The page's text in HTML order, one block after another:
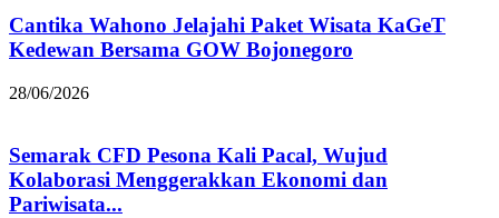
Cantika Wahono Jelajahi Paket Wisata KaGeT
Kedewan Bersama GOW Bojonegoro
28/06/2026
Semarak CFD Pesona Kali Pacal, Wujud
Kolaborasi Menggerakkan Ekonomi dan
Pariwisata...